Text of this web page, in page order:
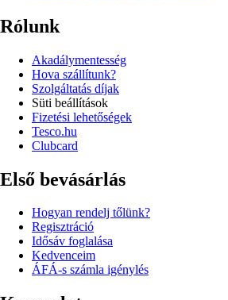
Rólunk
Akadálymentesség
Hova szállítunk?
Szolgáltatás díjak
Süti beállítások
Fizetési lehetőségek
Tesco.hu
Clubcard
Első bevásárlás
Hogyan rendelj tőlünk?
Regisztráció
Idősáv foglalása
Kedvenceim
ÁFÁ-s számla igénylés